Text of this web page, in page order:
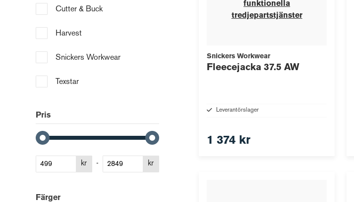
Cutter & Buck
Harvest
Snickers Workwear
Texstar
Pris
kr - kr
Färger
funktionella
tredjepartstjänster
Snickers Workwear
Fleecejacka 37.5 AW
Leverantörslager
1 374 kr